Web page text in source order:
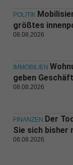
POLITIK
größtes
08.08.2026
IMMOBILIEN
geben
08.08.2026
FINANZEN Der
Sie sich bisher
08.08.2026